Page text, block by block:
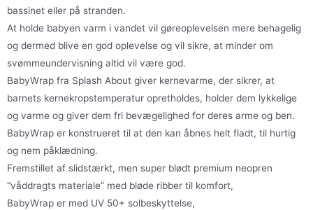
bassinet eller på stranden.
At holde babyen varm i vandet vil gøreoplevelsen mere behagelig
og dermed blive en god oplevelse og vil sikre, at minder om
svømmeundervisning altid vil være god.
BabyWrap fra Splash About giver kernevarme, der sikrer, at
barnets kernekropstemperatur opretholdes, holder dem lykkelige
og varme og giver dem fri bevægelighed for deres arme og ben.
BabyWrap er konstrueret til at den kan åbnes helt fladt, til hurtig
og nem påklædning.
Fremstillet af slidstærkt, men super blødt premium neopren
“våddragts materiale” med bløde ribber til komfort,
BabyWrap er med UV 50+ solbeskyttelse,